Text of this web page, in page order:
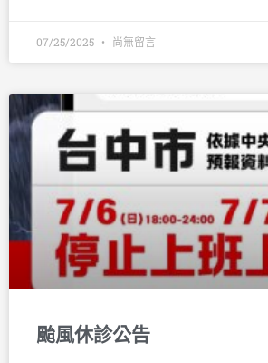
07/25/2025 尚無留言
颱風休診公告